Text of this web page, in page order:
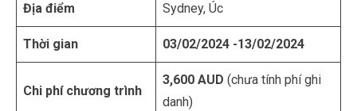
Địa điểm Sydney, Úc
Thời gian 03/02/2024 -13/02/2024
Chi phí chương trình
3,600 AUD (chưa tính phí ghi
danh)